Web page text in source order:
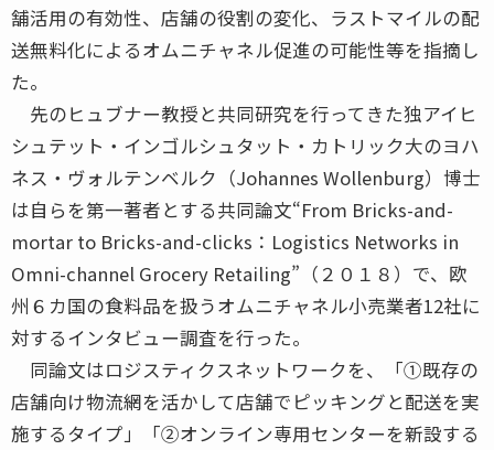
舗活用の有効性、店舗の役割の変化、ラストマイルの配
送無料化によるオムニチャネル促進の可能性等を指摘し
た。
先のヒュブナー教授と共同研究を行ってきた独アイヒ
シュテット・インゴルシュタット・カトリック大のヨハ
ネス・ヴォルテンベルク（Johannes Wollenburg）博士
は自らを第一著者とする共同論文“From Bricks-and-
mortar to Bricks-and-clicks：Logistics Networks in
Omni-channel Grocery Retailing”（２０１８）で、欧
州６カ国の食料品を扱うオムニチャネル小売業者12社に
対するインタビュー調査を行った。
同論文はロジスティクスネットワークを、「①既存の
店舗向け物流網を活かして店舗でピッキングと配送を実
施するタイプ」「②オンライン専用センターを新設する